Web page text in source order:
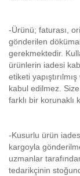
-Ürünü; faturası,
gönderilen
gerekmektedir.
ürünlerin iadesi
etiketi
kabul edilmez.
farklı bir korunaklı
-Kusurlu ürün
kargoyla
uzmanlar
tedarikçinin